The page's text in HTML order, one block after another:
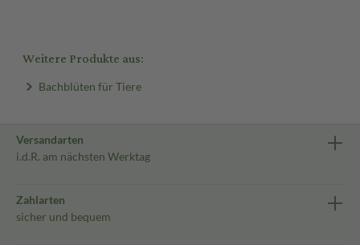
Weitere Produkte aus:
Bachblüten für Tiere
Versandarten
i.d.R. am nächsten Werktag
Zahlarten
sicher und bequem